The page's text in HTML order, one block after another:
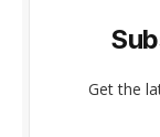
Get the